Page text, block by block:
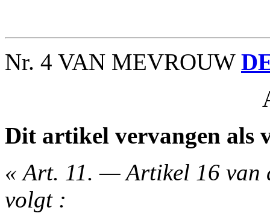
Nr. 4 VAN MEVROUW
Dit artikel vervangen als
« Art. 11. — Artikel 16 van
volgt :